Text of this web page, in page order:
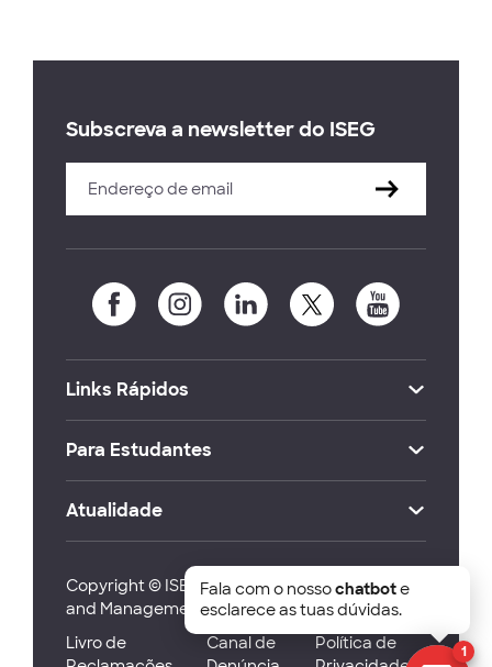
Subscreva a newsletter do ISEG
Links Rápidos
Para Estudantes
Atualidade
Copyright © ISEG Lisbon School of Economics
and Management 2026
Livro de
Canal de
Política de
1
Fala com o nossochatbote
esclarece as tuas dúvidas.